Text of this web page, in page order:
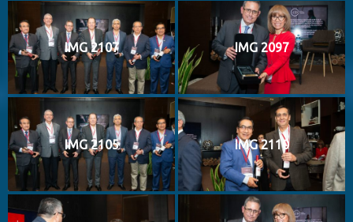
IMG 2107 IMG 2097
IMG 2105 IMG 2110